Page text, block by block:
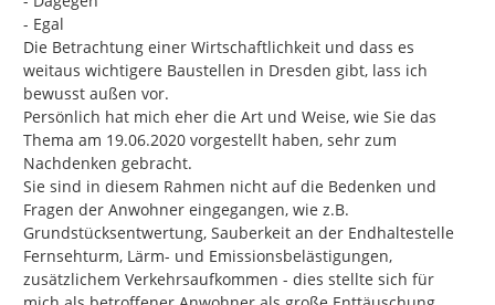
- Egal
Die Betrachtung einer Wirtschaftlichkeit und dass es
weitaus wichtigere Baustellen in Dresden gibt, lass ich
bewusst außen vor.
Persönlich hat mich eher die Art und Weise, wie Sie das
Thema am 19.06.2020 vorgestellt haben, sehr zum
Nachdenken gebracht.
Sie sind in diesem Rahmen nicht auf die Bedenken und
Fragen der Anwohner eingegangen, wie z.B.
Grundstücksentwertung, Sauberkeit an der Endhaltestelle
Fernsehturm, Lärm- und Emissionsbelästigungen,
zusätzlichem Verkehrsaufkommen - dies stellte sich für